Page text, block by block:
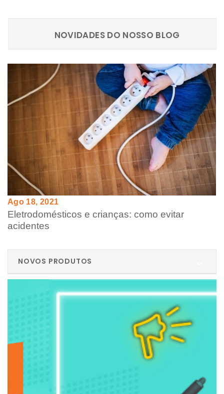
Ago 18, 2021
Eletrodomésticos e crianças: como evitar
acidentes
NOVIDADES DO NOSSO BLOG
NOVOS PRODUTOS